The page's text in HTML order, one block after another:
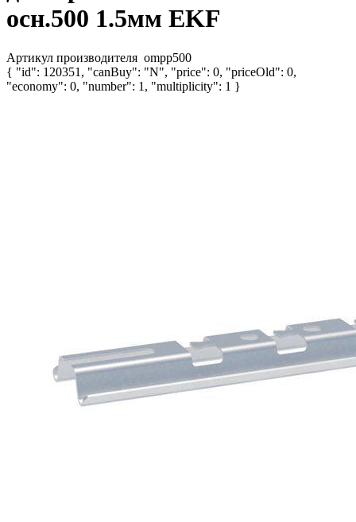
осн.500 1.5мм EKF
Артикул производителя ompp500
{ "id": 120351, "canBuy": "N", "price": 0, "priceOld": 0,
"economy": 0, "number": 1, "multiplicity": 1 }